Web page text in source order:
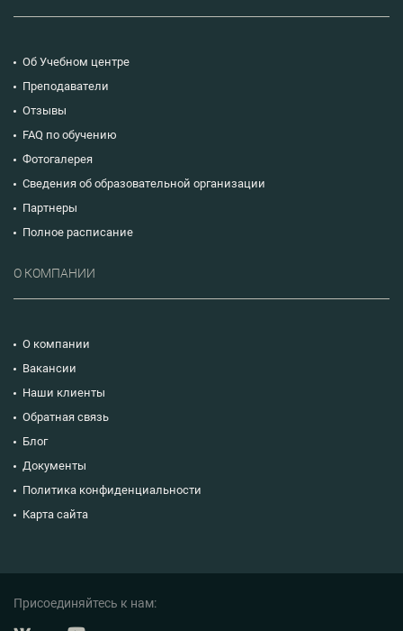
Об Учебном центре
Преподаватели
Отзывы
FAQ по обучению
Фотогалерея
Сведения об образовательной организации
Партнеры
Полное расписание
О КОМПАНИИ
О компании
Вакансии
Наши клиенты
Обратная связь
Блог
Документы
Политика конфиденциальности
Карта сайта
Присоединяйтесь к нам: